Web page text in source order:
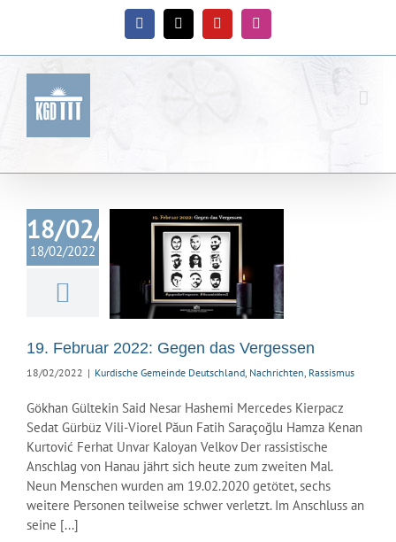
Facebook
X YouTubeInstagram
18/02/2022
18/02/2022
2022:
das
Gemeinde
19. Februar 2022: Gegen das Vergessen
18/02/2022 | Kurdische Gemeinde Deutschland, Nachrichten, Rassismus
Gökhan Gültekin Said Nesar Hashemi Mercedes Kierpacz
Sedat Gürbüz Vili-Viorel Păun Fatih Saraçoğlu Hamza Kenan
Kurtović Ferhat Unvar Kaloyan Velkov Der rassistische
Anschlag von Hanau jährt sich heute zum zweiten Mal.
Neun Menschen wurden am 19.02.2020 getötet, sechs
weitere Personen teilweise schwer verletzt. Im Anschluss an
seine [...]